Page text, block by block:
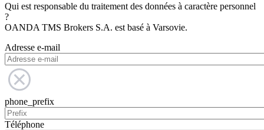
Qui est responsable du traitement des données à caractère personnel
?
OANDA TMS Brokers S.A. est basé à Varsovie.
Adresse e-mail
phone_prefix
Téléphone